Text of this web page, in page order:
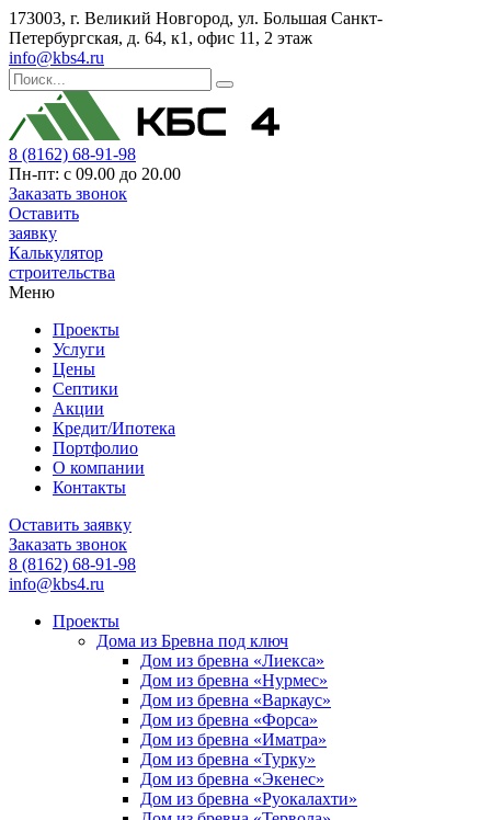
173003, г. Великий Новгород, ул. Большая Санкт-
Петербургская, д. 64, к1, офис 11, 2 этаж
info@kbs4.ru
8 (8162) 68-91-98
Пн-пт: с 09.00 до 20.00
Заказать звонок
Оставить
заявку
Калькулятор
строительства
Меню
Проекты
Услуги
Цены
Септики
Акции
Кредит/Ипотека
Портфолио
О компании
Контакты
Оставить заявку
Заказать звонок
8 (8162) 68-91-98
info@kbs4.ru
Проекты
Дома из Бревна под ключ
Дом из бревна «Лиекса»
Дом из бревна «Нурмес»
Дом из бревна «Варкаус»
Дом из бревна «Форса»
Дом из бревна «Иматра»
Дом из бревна «Турку»
Дом из бревна «Экенес»
Дом из бревна «Руокалахти»